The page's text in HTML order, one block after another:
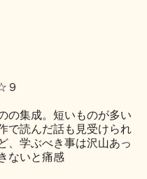
９
の集成。短いものが多い
で読んだ話も見受けられ
、学ぶべき事は沢山あっ
ないと痛感